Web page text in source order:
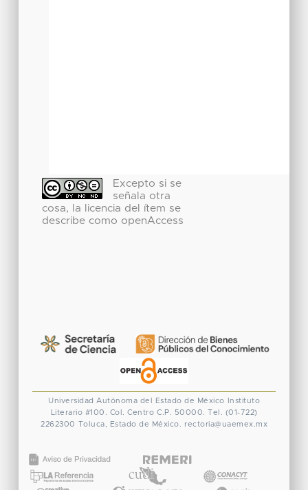
Excepto si se
señala otra
cosa, la licencia del ítem se
describe como openAccess
Universidad Autónoma del Estado de México
Instituto
Literario #100. Col. Centro C.P. 50000. Tel. (01-722)
2262300 Toluca, Estado de México. rectoria@uaemex.mx